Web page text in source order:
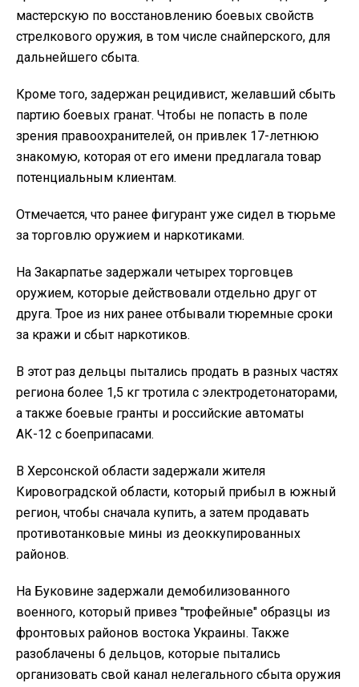
мастерскую по восстановлению боевых свойств
стрелкового оружия, в том числе снайперского, для
дальнейшего сбыта.
Кроме того, задержан рецидивист, желавший сбыть
партию боевых гранат. Чтобы не попасть в поле
зрения правоохранителей, он привлек 17-летнюю
знакомую, которая от его имени предлагала товар
потенциальным клиентам.
Отмечается, что ранее фигурант уже сидел в тюрьме
за торговлю оружием и наркотиками.
На Закарпатье задержали четырех торговцев
оружием, которые действовали отдельно друг от
друга. Трое из них ранее отбывали тюремные сроки
за кражи и сбыт наркотиков.
В этот раз дельцы пытались продать в разных частях
региона более 1,5 кг тротила с электродетонаторами,
а также боевые гранты и российские автоматы
АК-12 с боеприпасами.
В Херсонской области задержали жителя
Кировоградской области, который прибыл в южный
регион, чтобы сначала купить, а затем продавать
противотанковые мины из деоккупированных
районов.
На Буковине задержали демобилизованного
военного, который привез "трофейные" образцы из
фронтовых районов востока Украины. Также
разоблачены 6 дельцов, которые пытались
организовать свой канал нелегального сбыта оружия